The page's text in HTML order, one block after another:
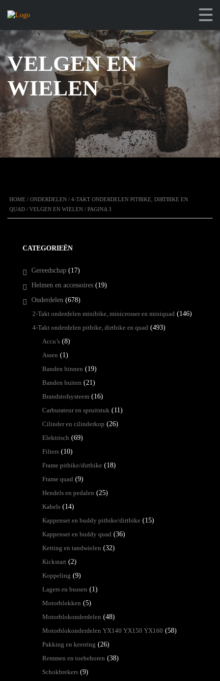
VELGEN EN
WIELEN
HOME / ONDERDELEN / 4-TAKT ONDERDELEN PITBIKE, DIRTBIKE EN
QUAD / VELGEN EN WIELEN / PAGINA 3
CATEGORIEËN
Gereedschap (17)
Helmen en accessoires (19)
Onderdelen (678)
2-Takt onderdelen minibike, minicrosser en miniquad (146)
4-Takt onderdelen pitbike, dirtbike en quad (493)
Accu’s (8)
Assen (1)
Banden binnen (19)
Banden buiten (21)
Brandstofsysteem (16)
Carburateur en spruitstuk (11)
Cilinder en cilinderkop (26)
Elektrisch (69)
Filters (10)
Frame pitbike/dirtbike (18)
Frame quad (9)
Hendels en pedalen (25)
Kabels (14)
Kappenset en buddy pitbike/dirtbike (15)
Kappenset en buddy quad (36)
Ketting en tandwielen (32)
Kickstart (2)
Koppeling (9)
Lagers en bussen (1)
Motorblokken (5)
Motorblokonderdelen (48)
Motorblokonderdelen YX140 YX150 YX160 (58)
Pakking en keerring (26)
Remmen en toebehoren (38)
Schokbrekers (9)